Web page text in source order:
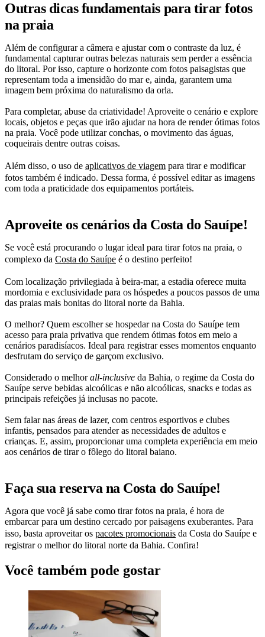
Outras dicas fundamentais para tirar fotos
na praia
Além de configurar a câmera e ajustar com o contraste da luz, é
fundamental capturar outras belezas naturais sem perder a essência
do litoral. Por isso, capture o horizonte com fotos paisagistas que
representam toda a imensidão do mar e, ainda, garantem uma
imagem bem próxima do naturalismo da orla.
Para completar, abuse da criatividade! Aproveite o cenário e explore
locais, objetos e peças que irão ajudar na hora de render ótimas fotos
na praia. Você pode utilizar conchas, o movimento das águas,
coqueirais dentre outras coisas.
Além disso, o uso de aplicativos de viagem para tirar e modificar
fotos também é indicado. Dessa forma, é possível editar as imagens
com toda a praticidade dos equipamentos portáteis.
Aproveite os cenários da Costa do Sauípe!
Se você está procurando o lugar ideal para tirar fotos na praia, o
complexo da Costa do Sauípe é o destino perfeito!
Com localização privilegiada à beira-mar, a estadia oferece muita
mordomia e exclusividade para os hóspedes a poucos passos de uma
das praias mais bonitas do litoral norte da Bahia.
O melhor? Quem escolher se hospedar na Costa do Sauípe tem
acesso para praia privativa que rendem ótimas fotos em meio a
cenários paradisíacos. Ideal para registrar esses momentos enquanto
desfrutam do serviço de garçom exclusivo.
Considerado o melhorall-inclusive da Bahia, o regime da Costa do
Sauípe serve bebidas alcoólicas e não alcoólicas, snacks e todas as
principais refeições já inclusas no pacote.
Sem falar nas áreas de lazer, com centros esportivos e clubes
infantis, pensados para atender as necessidades de adultos e
crianças. E, assim, proporcionar uma completa experiência em meio
aos cenários de tirar o fôlego do litoral baiano.
Faça sua reserva na Costa do Sauípe!
Agora que você já sabe como tirar fotos na praia, é hora de
embarcar para um destino cercado por paisagens exuberantes. Para
isso, basta aproveitar os pacotes promocionais da Costa do Sauípe e
registrar o melhor do litoral norte da Bahia. Confira!
Você também pode gostar